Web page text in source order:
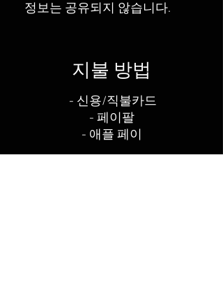
정보는 공유되지 않습니다.
지불 방법​
- 신용/직불카드
- 페이팔
- 애플 페이